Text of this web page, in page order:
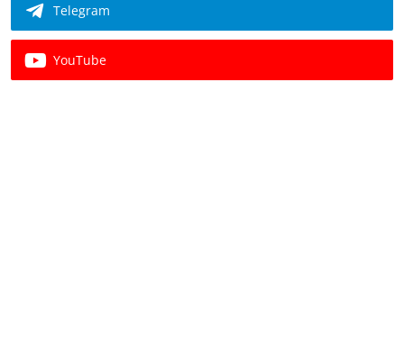
Telegram
YouTube